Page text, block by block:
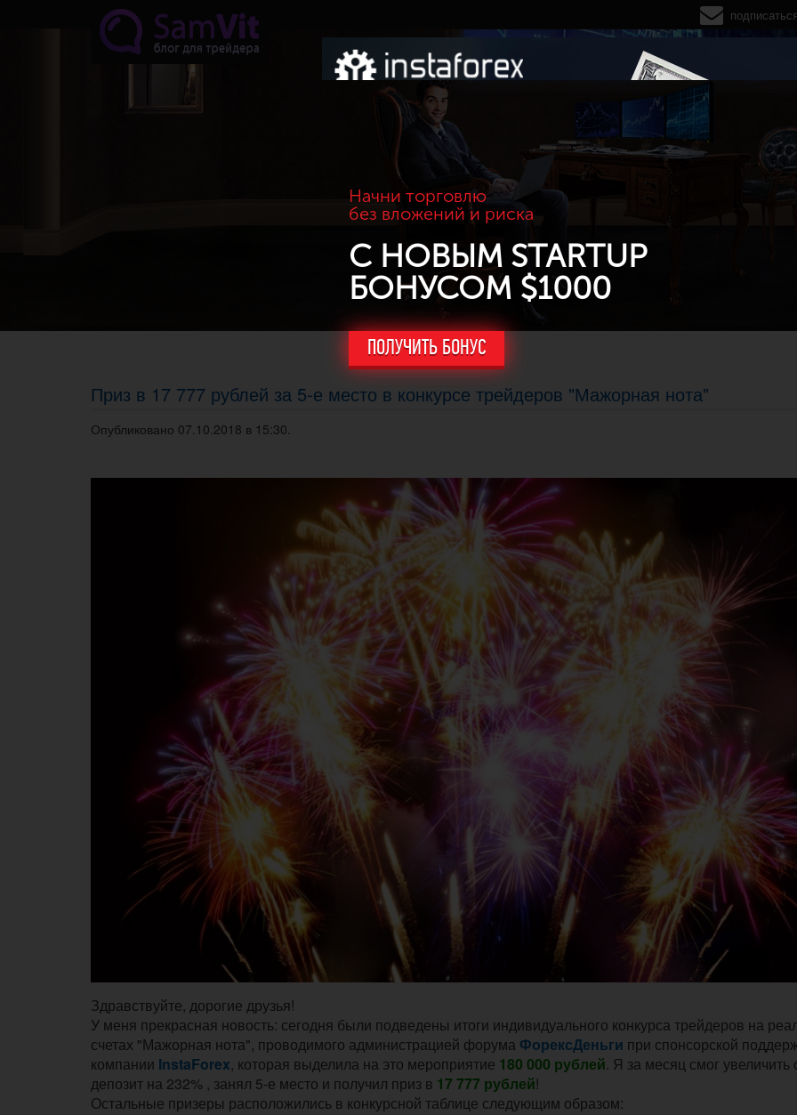
Перейти к основному содержанию
Начни торговлю
без вложений и риска
С НОВЫМ STARTUP
БОНУСОМ $1000
ПОЛУЧИТЬ БОНУС
Приз в 17 777 рублей за 5-е место в конкурсе трейдеров "Мажорная нота"
Опубликовано 07.10.2018 в 15:30.
Здравствуйте, дорогие друзья!
У меня прекрасная новость: сегодня были подведены итоги индивидуального конкурса трейдеров на
счетах "Мажорная нота", проводимого администрацией форума ФорексДеньги при спонсорской
компании InstaForex, которая выделила на это мероприятие 180 000 рублей. Я за месяц смог увеличить
депозит на 232% , занял 5-е место и получил приз в 17 777 рублей!
Остальные призеры расположились в конкурсной таблице следующим образом: